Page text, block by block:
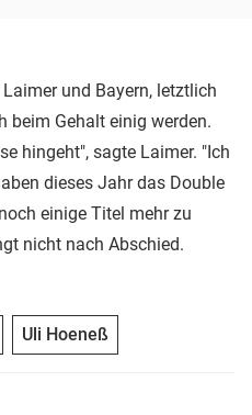
und Bayern, letztlich
beim Gehalt einig werden.
hingeht", sagte Laimer. "Ich
dieses Jahr das Double
einige Titel mehr zu
nicht nach Abschied.
Uli Hoeneß